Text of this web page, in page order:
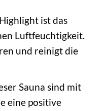
ist das
Luftfeuchtigkeit.
und reinigt die
Sauna sind mit
eine positive